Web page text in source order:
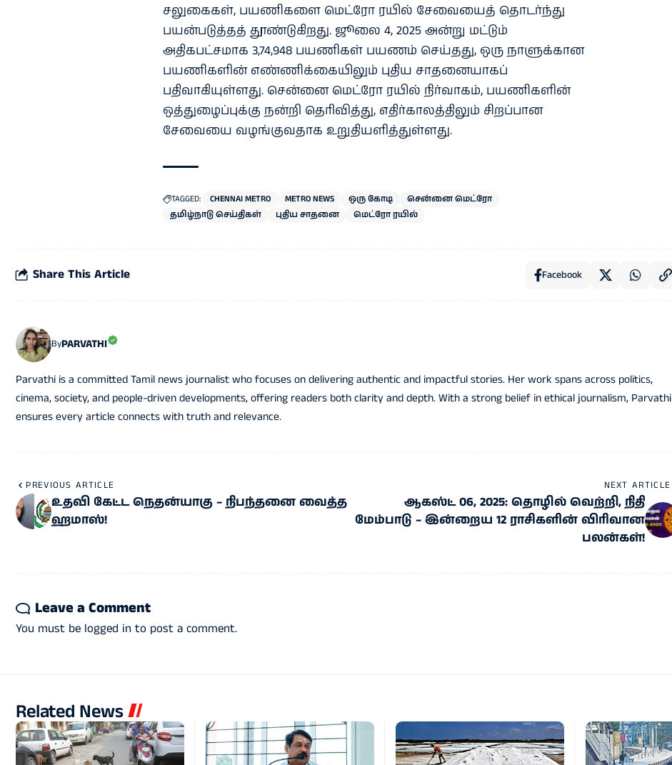
சலுகைகள், பயணிகளை மெட்ரோ ரயில் சேவையைத் தொடர்ந்து
பயன்படுத்தத் தூண்டுகிறது. ஜூலை 4, 2025 அன்று மட்டும்
அதிகபட்சமாக 3,74,948 பயணிகள் பயணம் செய்தது, ஒரு நாளுக்கான
பயணிகளின் எண்ணிக்கையிலும் புதிய சாதனையாகப்
பதிவாகியுள்ளது. சென்னை மெட்ரோ ரயில் நிர்வாகம், பயணிகளின்
ஒத்துழைப்புக்கு நன்றி தெரிவித்து, எதிர்காலத்திலும் சிறப்பான
சேவையை வழங்குவதாக உறுதியளித்துள்ளது.
TAGGED: CHENNAI METRO METRO NEWS ஒரு கோடி
சென்னை மெட்ரோ
தமிழ்நாடு செய்திகள்
புதிய சாதனை மெட்ரோ ரயில்
Share This Article Facebook
ByPARVATHI
Parvathi is a committed Tamil news journalist who focuses on delivering authentic and impactful stories. Her work spans across politics,
cinema, society, and people-driven developments, offering readers both clarity and depth. With a strong belief in ethical journalism, Parvathi
ensures every article connects with truth and relevance.
PREVIOUS ARTICLE
உதவி கேட்ட நெதன்யாகு – நிபந்தனை வைத்த
ஹமாஸ்!
NEXT ARTICLE
ஆகஸ்ட் 06, 2025: தொழில் வெற்றி, நிதி
மேம்பாடு – இன்றைய 12 ராசிகளின் விரிவான
பலன்கள்!
Leave a Comment
You must be logged in to post a comment.
Related News